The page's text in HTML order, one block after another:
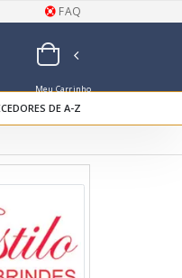
FAQ
Meu Carrinho
de Orçamentos
DE A-Z